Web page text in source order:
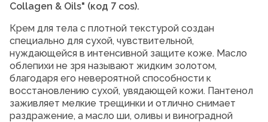
Collagen & Oils" (код 7 cos).
Крем для тела с плотной текстурой создан
специально для сухой, чувствительной,
нуждающейся в интенсивной защите коже. Масло
облепихи не зря называют жидким золотом,
благодаря его невероятной способности к
восстановлению сухой, увядающей кожи. Пантенол
заживляет мелкие трещинки и отлично снимает
раздражение, а масло ши, оливы и виноградной